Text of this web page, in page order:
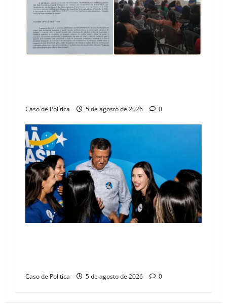
Caso de Politica 5 de agosto de 2026 0
Caso de Politica 5 de agosto de 2026 0